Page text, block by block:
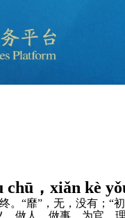
chū，xiǎn kè
。“靡”，无，没有；“